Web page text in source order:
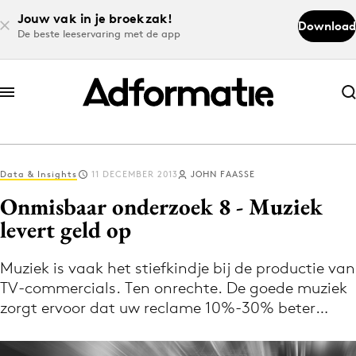
Jouw vak in je broekzak!
De beste leeservaring met de app
Download
Abonneer nu
Abonneer nu
Log in
Volg het laatste nieuws via de Adformatie
Nieuws app
Data & Insights 11 DECEMBER 2013 JOHN FAASSE
Onmisbaar onderzoek 8 - Muziek
levert geld op
Muziek is vaak het stiefkindje bij de productie van
TV-commercials. Ten onrechte. De goede muziek
zorgt ervoor dat uw reclame 10%-30% beter…